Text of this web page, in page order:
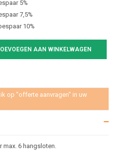
5%
7,5%
10%
AAN WINKELWAGEN
op "offerte aanvragen" in uw
max. 6 hangsloten.